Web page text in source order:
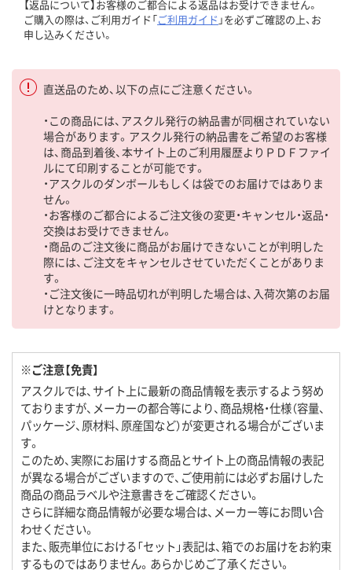
【返品について】お客様のご都合による返品はお受けできません。
ご購入の際は、ご利用ガイド「ご利用ガイド 」を必ずご確認の上、お
申し込みください。
直送品のため、以下の点にご注意ください。
・この商品には、アスクル発行の納品書が同梱されていない
場合があります。アスクル発行の納品書をご希望のお客様
は、商品到着後、本サイト上のご利用履歴よりＰＤＦファイ
ルにて印刷することが可能です。
・アスクルのダンボールもしくは袋でのお届けではありま
せん。
・お客様のご都合によるご注文後の変更・キャンセル・返品・
交換はお受けできません。
・商品のご注文後に商品がお届けできないことが判明した
際には、ご注文をキャンセルさせていただくことがありま
す。
・ご注文後に一時品切れが判明した場合は、入荷次第のお届
けとなります。
※ご注意【免責】
アスクルでは、サイト上に最新の商品情報を表示するよう努め
ておりますが、メーカーの都合等により、商品規格・仕様（容量、
パッケージ、原材料、原産国など）が変更される場合がございま
す。
このため、実際にお届けする商品とサイト上の商品情報の表記
が異なる場合がございますので、ご使用前には必ずお届けした
商品の商品ラベルや注意書きをご確認ください。
さらに詳細な商品情報が必要な場合は、メーカー等にお問い合
わせください。
また、販売単位における「セット」表記は、箱でのお届けをお約束
するものではありません。あらかじめご了承ください。